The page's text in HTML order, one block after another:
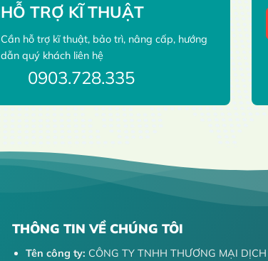
HỖ TRỢ KĨ THUẬT
Cần hỗ trợ kĩ thuật, bảo trì, nâng cấp, hướng
dẫn quý khách liên hệ
0903.728.335
THÔNG TIN VỀ CHÚNG TÔI
Tên công ty: CÔNG TY TNHH THƯƠNG MẠI